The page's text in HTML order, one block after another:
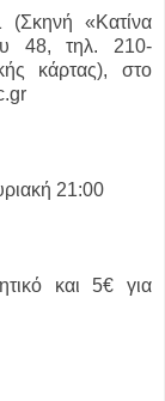
(Σκηνή «Κατίνα
48, τηλ. 210-
κάρτας), στο
21:00
και 5€ για